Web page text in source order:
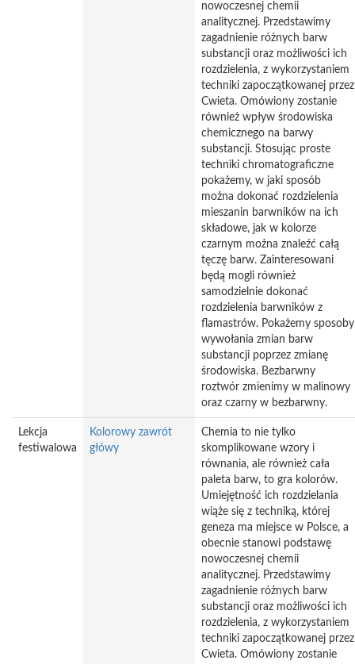
nowoczesnej chemii
analitycznej. Przedstawimy
zagadnienie różnych barw
substancji oraz możliwości ich
rozdzielenia, z wykorzystaniem
techniki zapoczątkowanej przez
Cwieta. Omówiony zostanie
również wpływ środowiska
chemicznego na barwy
substancji. Stosując proste
techniki chromatograficzne
pokażemy, w jaki sposób
można dokonać rozdzielenia
mieszanin barwników na ich
składowe, jak w kolorze
czarnym można znaleźć całą
tęczę barw. Zainteresowani
będą mogli również
samodzielnie dokonać
rozdzielenia barwników z
flamastrów. Pokażemy sposoby
wywołania zmian barw
substancji poprzez zmianę
środowiska. Bezbarwny
roztwór zmienimy w malinowy
oraz czarny w bezbarwny.
Lekcja
festiwalowa
Kolorowy zawrót
główy
Chemia to nie tylko
skomplikowane wzory i
równania, ale również cała
paleta barw, to gra kolorów.
Umiejętność ich rozdzielania
wiąże się z techniką, której
geneza ma miejsce w Polsce, a
obecnie stanowi podstawę
nowoczesnej chemii
analitycznej. Przedstawimy
zagadnienie różnych barw
substancji oraz możliwości ich
rozdzielenia, z wykorzystaniem
techniki zapoczątkowanej przez
Cwieta. Omówiony zostanie